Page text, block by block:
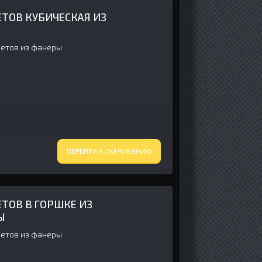
КУБИЧЕСКАЯ ИЗ
из фанеры
ПЕРЕЙТИ К СКАЧИВАНИЮ
В ГОРШКЕ ИЗ
из фанеры